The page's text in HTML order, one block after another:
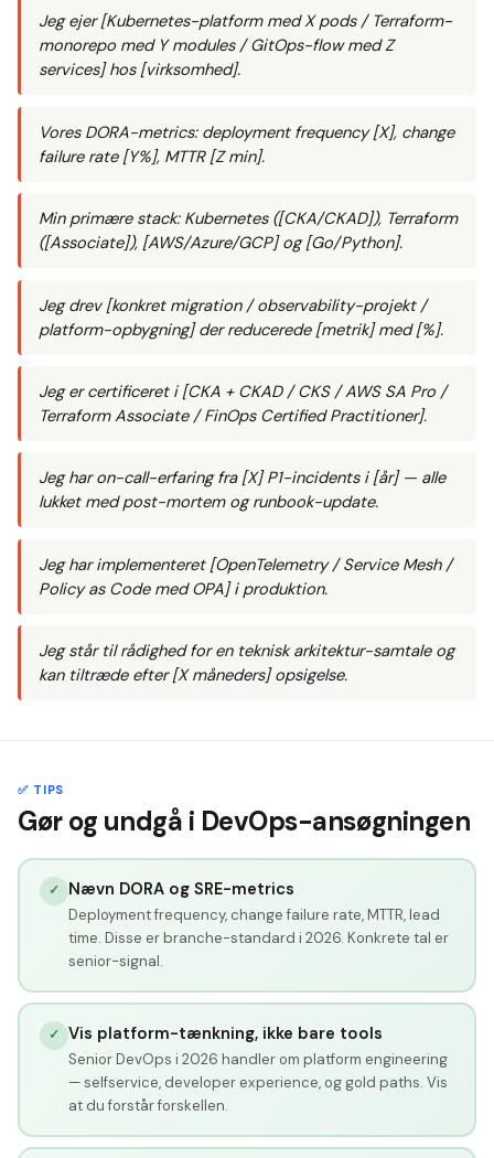
Jeg ejer [Kubernetes-platform med X pods / Terraform-
monorepo med Y modules / GitOps-flow med Z
services] hos [virksomhed].
Vores DORA-metrics: deployment frequency [X], change
failure rate [Y%], MTTR [Z min].
Min primære stack: Kubernetes ([CKA/CKAD]), Terraform
([Associate]), [AWS/Azure/GCP] og [Go/Python].
Jeg drev [konkret migration / observability-projekt /
platform-opbygning] der reducerede [metrik] med [%].
Jeg er certificeret i [CKA + CKAD / CKS / AWS SA Pro /
Terraform Associate / FinOps Certified Practitioner].
Jeg har on-call-erfaring fra [X] P1-incidents i [år] — alle
lukket med post-mortem og runbook-update.
Jeg har implementeret [OpenTelemetry / Service Mesh /
Policy as Code med OPA] i produktion.
Jeg står til rådighed for en teknisk arkitektur-samtale og
kan tiltræde efter [X måneders] opsigelse.
✅ TIPS
Gør og undgå i DevOps-ansøgningen
✓ Nævn DORA og SRE-metrics
Deployment frequency, change failure rate, MTTR, lead
time. Disse er branche-standard i 2026. Konkrete tal er
senior-signal.
✓ Vis platform-tænkning, ikke bare tools
Senior DevOps i 2026 handler om platform engineering
— selfservice, developer experience, og gold paths. Vis
at du forstår forskellen.